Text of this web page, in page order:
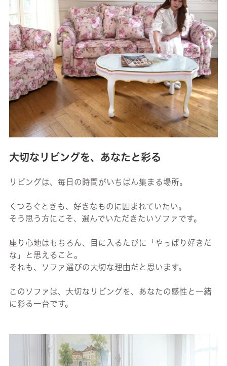
大切なリビングを、あなたと彩る
リビングは、毎日の時間がいちばん集まる場所。
くつろぐときも、好きなものに囲まれていたい。
そう思う方にこそ、選んでいただきたいソファです。
座り心地はもちろん、目に入るたびに「やっぱり好きだ
な」と思えること。
それも、ソファ選びの大切な理由だと思います。
このソファは、大切なリビングを、あなたの感性と一緒
に彩る一台です。